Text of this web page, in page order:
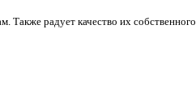
радует качество их